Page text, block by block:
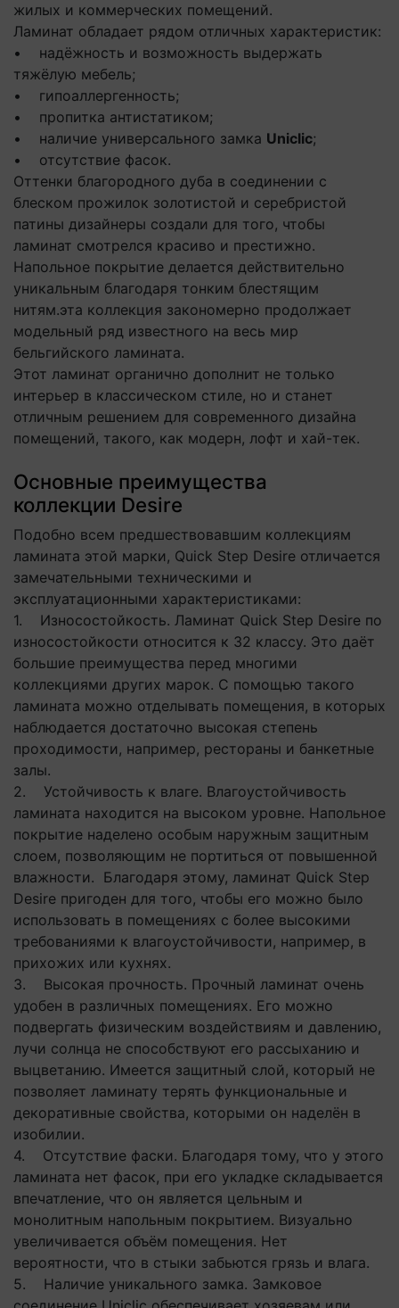
жилых и коммерческих помещений.
Ламинат обладает рядом отличных характеристик:
• надёжность и возможность выдержать
тяжёлую мебель;
• гипоаллергенность;
• пропитка антистатиком;
• наличие универсального замка Uniclic;
• отсутствие фасок.
Оттенки благородного дуба в соединении с
блеском прожилок золотистой и серебристой
патины дизайнеры создали для того, чтобы
ламинат смотрелся красиво и престижно.
Напольное покрытие делается действительно
уникальным благодаря тонким блестящим
нитям.эта коллекция закономерно продолжает
модельный ряд известного на весь мир
бельгийского ламината.
Этот ламинат органично дополнит не только
интерьер в классическом стиле, но и станет
отличным решением для современного дизайна
помещений, такого, как модерн, лофт и хай-тек.
Основные преимущества
коллекции Desire
Подобно всем предшествовавшим коллекциям
ламината этой марки, Quick Step Desire отличается
замечательными техническими и
эксплуатационными характеристиками:
1. Износостойкость. Ламинат Quick Step Desire по
износостойкости относится к 32 классу. Это даёт
большие преимущества перед многими
коллекциями других марок. С помощью такого
ламината можно отделывать помещения, в которых
наблюдается достаточно высокая степень
проходимости, например, рестораны и банкетные
залы.
2. Устойчивость к влаге. Влагоустойчивость
ламината находится на высоком уровне. Напольное
покрытие наделено особым наружным защитным
слоем, позволяющим не портиться от повышенной
влажности. Благодаря этому, ламинат Quick Step
Desire пригоден для того, чтобы его можно было
использовать в помещениях с более высокими
требованиями к влагоустойчивости, например, в
прихожих или кухнях.
3. Высокая прочность. Прочный ламинат очень
удобен в различных помещениях. Его можно
подвергать физическим воздействиям и давлению,
лучи солнца не способствуют его рассыханию и
выцветанию. Имеется защитный слой, который не
позволяет ламинату терять функциональные и
декоративные свойства, которыми он наделён в
изобилии.
4. Отсутствие фаски. Благодаря тому, что у этого
ламината нет фасок, при его укладке складывается
впечатление, что он является цельным и
монолитным напольным покрытием. Визуально
увеличивается объём помещения. Нет
вероятности, что в стыки забьются грязь и влага.
5. Наличие уникального замка. Замковое